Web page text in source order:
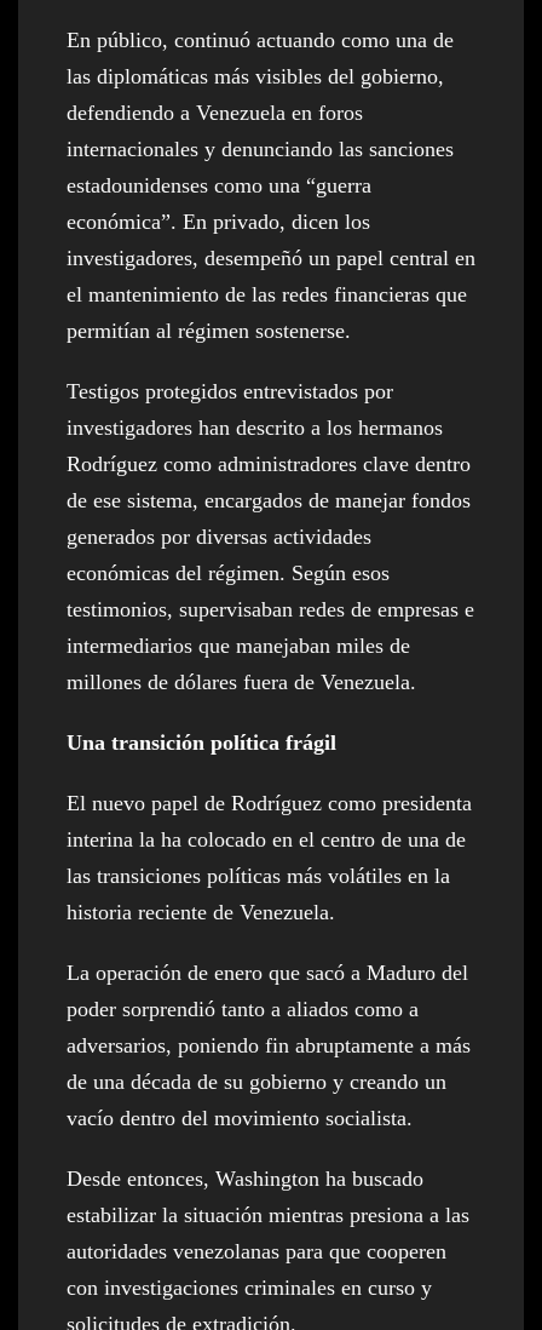
En público, continuó actuando como una de
las diplomáticas más visibles del gobierno,
defendiendo a Venezuela en foros
internacionales y denunciando las sanciones
estadounidenses como una “guerra
económica”. En privado, dicen los
investigadores, desempeñó un papel central en
el mantenimiento de las redes financieras que
permitían al régimen sostenerse.
Testigos protegidos entrevistados por
investigadores han descrito a los hermanos
Rodríguez como administradores clave dentro
de ese sistema, encargados de manejar fondos
generados por diversas actividades
económicas del régimen. Según esos
testimonios, supervisaban redes de empresas e
intermediarios que manejaban miles de
millones de dólares fuera de Venezuela.
Una transición política frágil
El nuevo papel de Rodríguez como presidenta
interina la ha colocado en el centro de una de
las transiciones políticas más volátiles en la
historia reciente de Venezuela.
La operación de enero que sacó a Maduro del
poder sorprendió tanto a aliados como a
adversarios, poniendo fin abruptamente a más
de una década de su gobierno y creando un
vacío dentro del movimiento socialista.
Desde entonces, Washington ha buscado
estabilizar la situación mientras presiona a las
autoridades venezolanas para que cooperen
con investigaciones criminales en curso y
solicitudes de extradición.